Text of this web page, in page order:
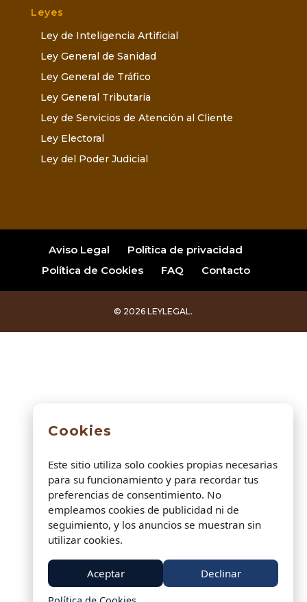
Leyes
Ley de Inteligencia Artificial
Ley General de Sanidad
Ley General de Tráfico
Ley General Tributaria
Ley de Servicios de Atención al Cliente
Ley Electoral
Ley del Poder Judicial
Aviso Legal
Política de privacidad
Política de Cookies
FAQ Contacto
© 2026 LEYLEGAL.
Cookies
Este sitio utiliza solo cookies propias necesarias
para su funcionamiento y para recordar tus
preferencias de consentimiento. No
empleamos cookies de publicidad ni de
seguimiento, y los anuncios se muestran sin
utilizar cookies.
Aceptar Declinar